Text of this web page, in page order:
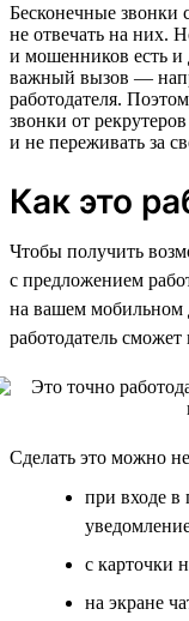
Бесконечные звонки
не отвечать на них.
и мошенников есть и
важный вызов —
работодателя.
звонки от
и не переживать за
Как это
Чтобы получить
с предложением
на вашем мобильном
работодатель
Сделать это можно
при входе
с карточки
на экране